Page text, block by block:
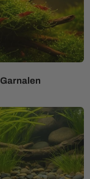
Garnalen